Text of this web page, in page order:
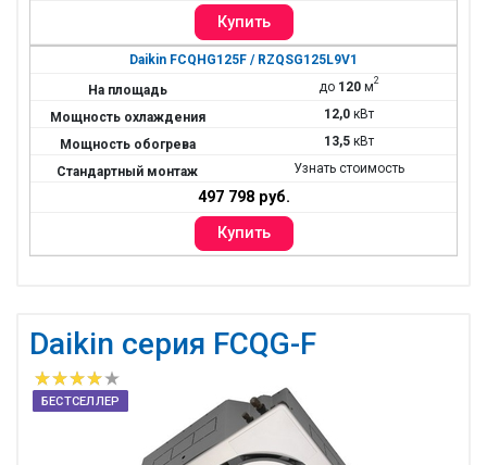
Daikin FCQHG125F / RZQSG125L9V1
до 120м2
12,0 кВт
13,5кВт
Узнать стоимость
497 798 руб.
Daikin серия FCQG-F
БЕСТСЕЛЛЕР